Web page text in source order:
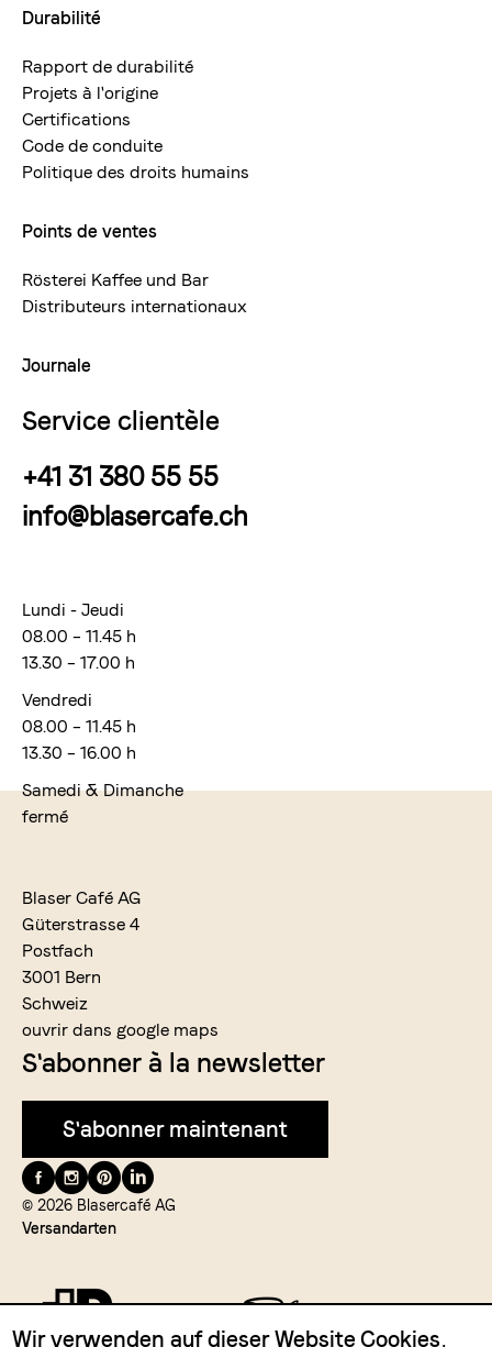
Durabilité
Rapport de durabilité
Projets à l'origine
Certifications
Code de conduite
Politique des droits humains
Points de ventes
Rösterei Kaffee und Bar
Distributeurs internationaux
Journale
Service clientèle
+41 31 380 55 55
info@blasercafe.ch
Lundi - Jeudi
08.00 – 11.45 h
13.30 – 17.00 h
Vendredi
08.00 – 11.45 h
13.30 – 16.00 h
Samedi & Dimanche
fermé
Blaser Café AG
Güterstrasse 4
Postfach
3001 Bern
Schweiz
ouvrir dans google maps
S'abonner à la newsletter
S'abonner maintenant
Suivez-
nous
© 2026 Blasercafé AG
Versandarten
Wir verwenden auf dieser Website Cookies,